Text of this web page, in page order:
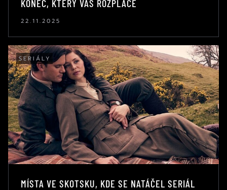
KONEC, KTERÝ VÁS ROZPLÁČE
22.11.2025
SERIÁLY
MÍSTA VE SKOTSKU, KDE SE NATÁČEL SERIÁL